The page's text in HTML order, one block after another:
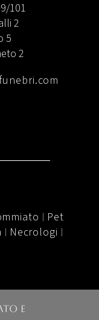
| Pet
| Necrologi |
101
2
5
2
e